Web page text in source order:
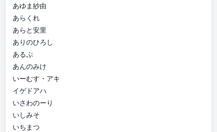
あゆま紗由
あらくれ
あらと安里
ありのひろし
あるぷ
あんのみけ
いーむす・アキ
イゲドアハ
いさわのーり
いしみそ
いちまつ